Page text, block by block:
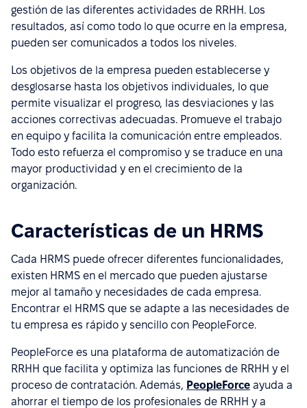
gestión de las diferentes actividades de RRHH. Los
resultados, así como todo lo que ocurre en la empresa,
pueden ser comunicados a todos los niveles.
Los objetivos de la empresa pueden establecerse y
desglosarse hasta los objetivos individuales, lo que
permite visualizar el progreso, las desviaciones y las
acciones correctivas adecuadas. Promueve el trabajo
en equipo y facilita la comunicación entre empleados.
Todo esto refuerza el compromiso y se traduce en una
mayor productividad y en el crecimiento de la
organización.
Características de un HRMS
Cada HRMS puede ofrecer diferentes funcionalidades,
existen HRMS en el mercado que pueden ajustarse
mejor al tamaño y necesidades de cada empresa.
Encontrar el HRMS que se adapte a las necesidades de
tu empresa es rápido y sencillo con PeopleForce.
PeopleForce es una plataforma de automatización de
RRHH que facilita y optimiza las funciones de RRHH y el
proceso de contratación. Además, PeopleForce ayuda a
ahorrar el tiempo de los profesionales de RRHH y a